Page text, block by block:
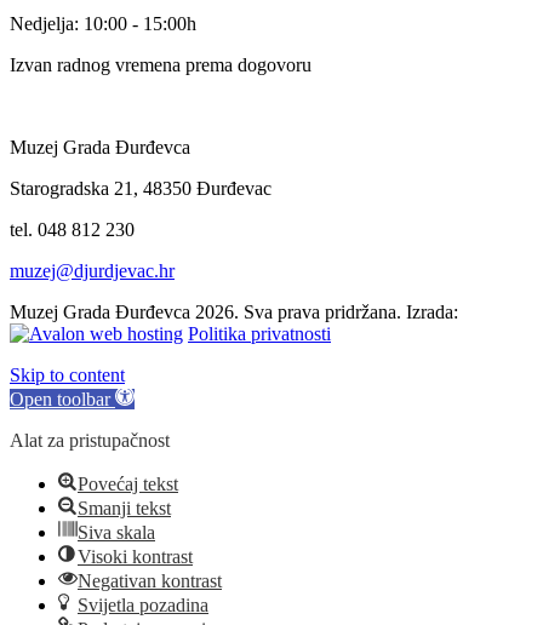
Nedjelja: 10:00 - 15:00h
Izvan radnog vremena prema dogovoru
Muzej Grada Đurđevca
Starogradska 21, 48350 Đurđevac
tel. 048 812 230
muzej@djurdjevac.hr
Muzej Grada Đurđevca 2026. Sva prava pridržana. Izrada:
Politika privatnosti
Skip to content
Open toolbar
Alat za pristupačnost
Povećaj tekst
Smanji tekst
Siva skala
Visoki kontrast
Negativan kontrast
Svijetla pozadina